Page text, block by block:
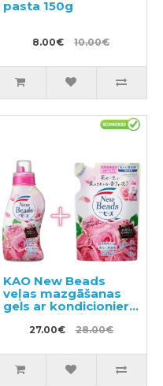
pasta 150g
8.00€ 10.00€
KAO New Beads
veļas mazgāšanas
gels ar kondicionieri
740g + pildviela 650g
27.00€ 28.00€